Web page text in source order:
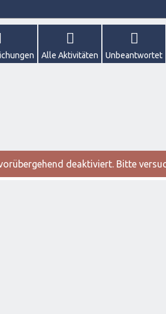
Alle Aktivitäten Unbeantwortet
deaktiviert. Bitte